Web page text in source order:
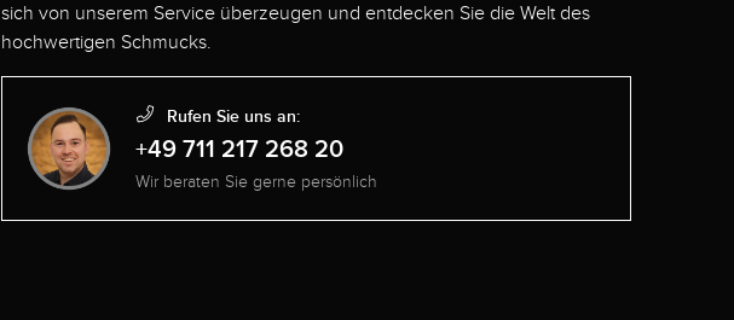
sich von unserem Service überzeugen und entdecken Sie die Welt des
hochwertigen Schmucks.
Rufen Sie uns an:
+49 711 217 268 20
Wir beraten Sie gerne persönlich